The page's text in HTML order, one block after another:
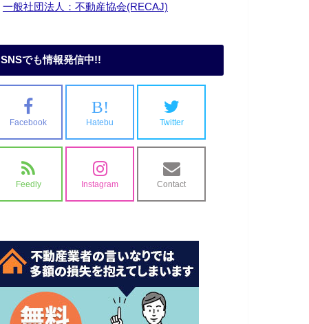
一般社団法人：不動産協会(RECAJ)
SNSでも情報発信中!!
Facebook
B!
Hatebu Twitter
Feedly Instagram Contact